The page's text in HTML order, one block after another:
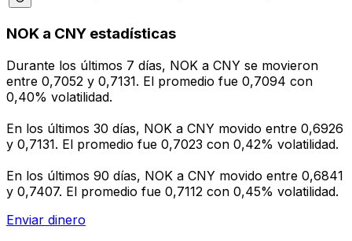
NOK a CNY estadísticas
Durante los últimos 7 días, NOK a CNY se movieron
entre 0,7052 y 0,7131. El promedio fue 0,7094 con
0,40% volatilidad.
En los últimos 30 días, NOK a CNY movido entre 0,6926
y 0,7131. El promedio fue 0,7023 con 0,42% volatilidad.
En los últimos 90 días, NOK a CNY movido entre 0,6841
y 0,7407. El promedio fue 0,7112 con 0,45% volatilidad.
Enviar dinero